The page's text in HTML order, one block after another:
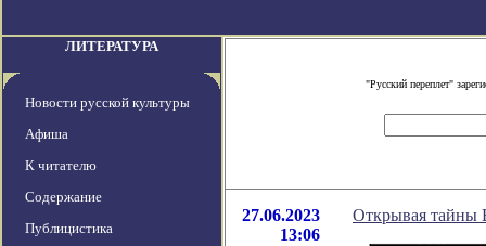
ЛИТЕРАТУРА
Новости русской культуры
Афиша
К читателю
Содержание
Публицистика
"Русский переплет"
27.06.2023
13:06
Открывая тайны